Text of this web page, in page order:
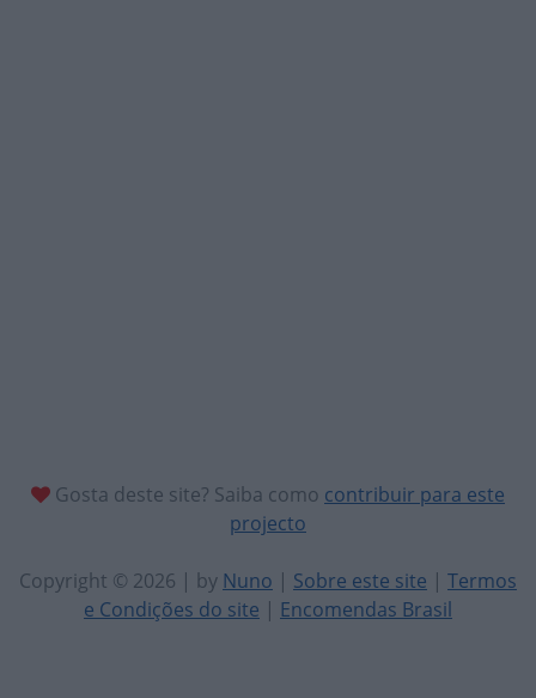
Gosta deste site? Saiba como contribuir para este
projecto
Copyright © 2026 | by Nuno | Sobre este site | Termos
e Condições do site | Encomendas Brasil